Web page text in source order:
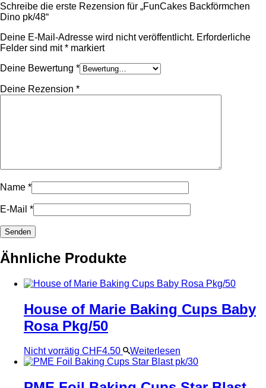
Schreibe die erste Rezension für „FunCakes Backförmchen
Dino pk/48“
Deine E-Mail-Adresse wird nicht veröffentlicht. Erforderliche
Felder sind mit* markiert
Deine Bewertung *
Deine Rezension *
Name *
E-Mail *
Ähnliche Produkte
House of Marie Baking Cups Baby
Rosa Pkg/50
Nicht vorrätig CHF4.50 Weiterlesen